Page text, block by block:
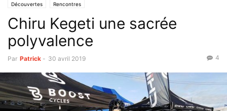
Découvertes Rencontres
Chiru Kegeti une sacrée
polyvalence
Par Patrick - 30 avril 2019 4